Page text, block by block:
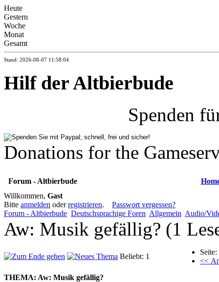
Heute
Gestern
Woche
Monat
Gesamt
Stand: 2026-08-07 11:58:04
Hilf der Altbierbude
Spenden
Donations for the
Forum - Altbierbude
Willkommen, Gast
Bitte anmelden oderregistrieren. Passwort vergessen?
Forum - Altbierbude Deutschsprachige Foren Allgemein Audio/
Aw: Musik gefällig? (1
Beliebt: 1
Seite:
<<
THEMA: Aw: Musik gefällig?